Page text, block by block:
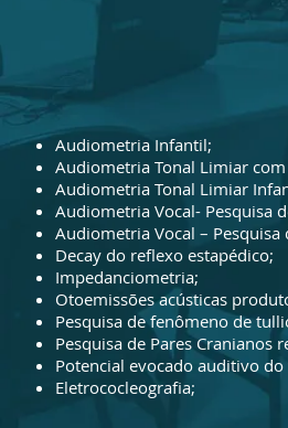
Audiometria Infantil;
Audiometria Tonal Limiar
Audiometria Tonal Limiar
Audiometria Vocal- Pesquisa
Audiometria Vocal –
Decay do reflexo estapédico;
Impedanciometria;
Otoemissões acústicas
Pesquisa de fenômeno de
Pesquisa de Pares Cranianos
Potencial evocado auditivo do
Eletrococleografia;